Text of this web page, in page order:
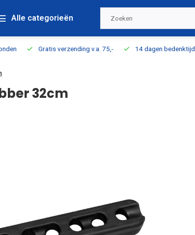
Alle categorieën
Gratis verzending v.a. 75,- 14 dagen bedenktijd
32cm